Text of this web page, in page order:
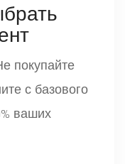
покупайте
с базового
ваших